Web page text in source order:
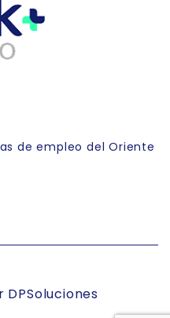
de empleo del Oriente